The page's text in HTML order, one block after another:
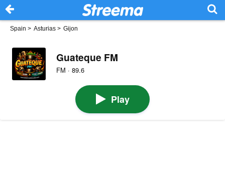
Spain > Asturias > Gijon
Guateque FM
FM · 89.6
Play